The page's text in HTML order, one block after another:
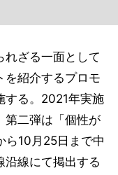
れざる一面として
を紹介するプロモ
する。2021年実施
第二弾は「個性が
ら10月25日まで中
沿線にて掲出する